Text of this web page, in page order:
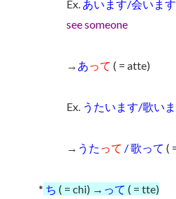
Ex. あいます/会います
see someone
→ あって ( = atte)
Ex. うたいます/歌い
→ うた って / 歌って (
* ち ( = chi) → って ( = tte)